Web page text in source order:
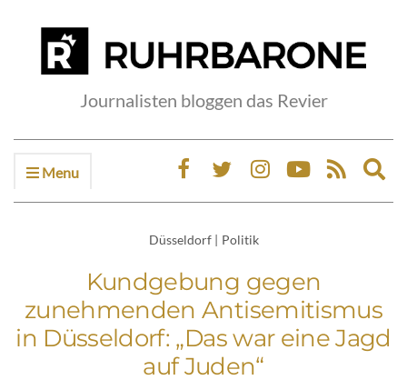
Journalisten bloggen das Revier
Menu
Düsseldorf | Politik
Kundgebung gegen
zunehmenden Antisemitismus
in Düsseldorf: „Das war eine Jagd
auf Juden“